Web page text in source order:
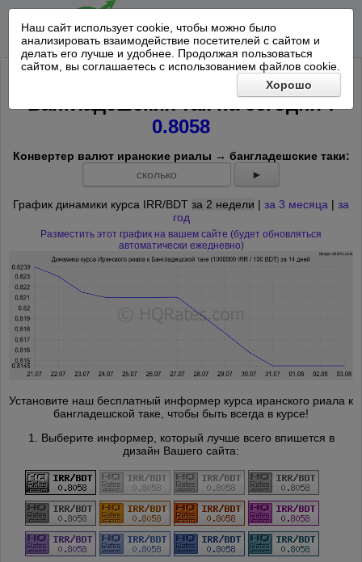
Наш сайт использует cookie, чтобы можно было
анализировать взаимодействие посетителей с сайтом и
делать его лучше и удобнее. Продолжая пользоваться
сайтом, вы соглашаетесь с использованием файлов cookie.
Хорошо
Курс 1000000 Иранский риал к 100
Бангладешских так насегодня*:
0.8058
Конвертер валют иранские риалы → бангладешские таки:
►
График динамики курса IRR/BDT за 2 недели | за 3 месяца | за
год
Разместить этот график на вашем сайте (будет обновляться
автоматически ежедневно)
Установите наш бесплатный информер курса иранского риала к
бангладешской таке, чтобы быть всегда в курсе!
1. Выберите информер, который лучше всего впишется в
дизайн Вашего сайта: